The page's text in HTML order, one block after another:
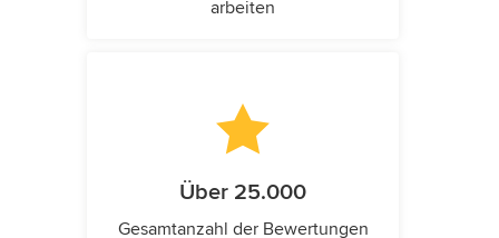
arbeiten
Über 25.000
Gesamtanzahl der Bewertungen